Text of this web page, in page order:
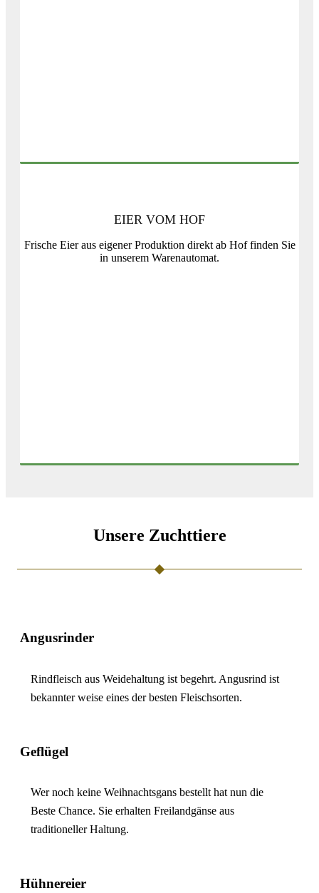
EIER VOM HOF
Frische Eier aus eigener Produktion direkt ab Hof finden Sie
in unserem Warenautomat.
Unsere Zuchttiere
Angusrinder
Rindfleisch aus Weidehaltung ist begehrt. Angusrind ist
bekannter weise eines der besten Fleischsorten.
Geflügel
Wer noch keine Weihnachtsgans bestellt hat nun die
Beste Chance. Sie erhalten Freilandgänse aus
traditioneller Haltung.
Hühnereier